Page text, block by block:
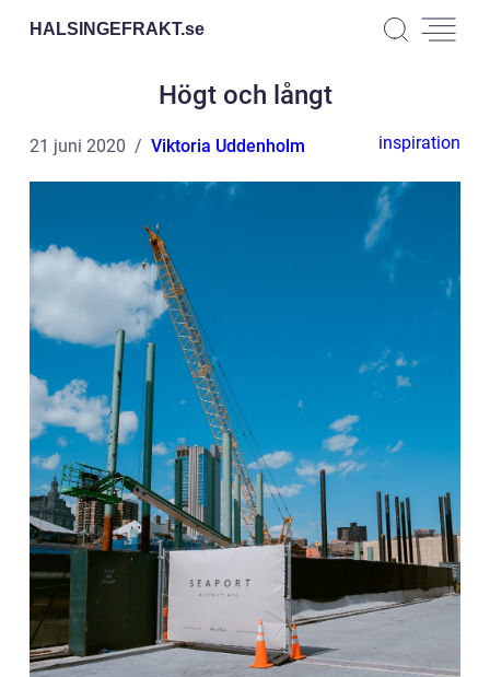
HALSINGEFRAKT.se
Högt och långt
21 juni 2020 Viktoria Uddenholm inspiration